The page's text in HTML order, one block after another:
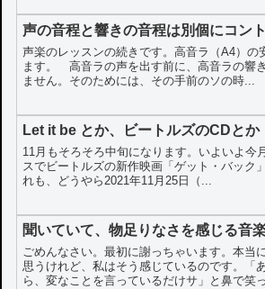
声の音程と響きの音程は別個にコン
声楽のレッスンの続きです。高音ラ（A4）の
ます。 高音ラの声を出す前に、高音ラの響
ません。そのためには、その手前のソの時...
Let it be とか、ビートルズのCDとか
11月もそろそろ中旬になります。いよいよ今
スでビートルズの新作映画「ゲット・バック
れも、どうやら2021年11月25日（...
聞いていて、物足りなさを感じる音
ごめんなさい。最初に謝っちゃいます。本当
思うけれど、私はそう感じているのです。「
ら、変なことを言っているだけサ」と鼻で笑